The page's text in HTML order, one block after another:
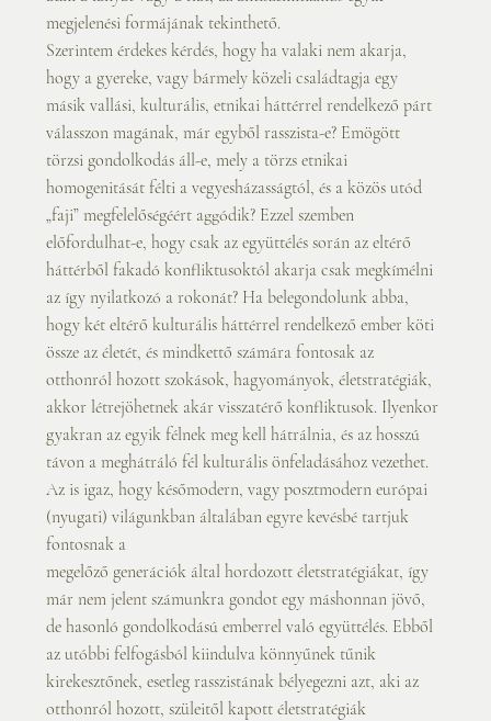
megjelenési formájának tekinthető.
Szerintem érdekes kérdés, hogy ha valaki nem akarja,
hogy a gyereke, vagy bármely közeli családtagja egy
másik vallási, kulturális, etnikai háttérrel rendelkező párt
válasszon magának, már egyből rasszista-e? Emögött
törzsi gondolkodás áll-e, mely a törzs etnikai
homogenitását félti a vegyesházasságtól, és a közös utód
„faji” megfelelőségéért aggódik? Ezzel szemben
előfordulhat-e, hogy csak az együttélés során az eltérő
háttérből fakadó konfliktusoktól akarja csak megkímélni
az így nyilatkozó a rokonát? Ha belegondolunk abba,
hogy két eltérő kulturális háttérrel rendelkező ember köti
össze az életét, és mindkettő számára fontosak az
otthonról hozott szokások, hagyományok, életstratégiák,
akkor létrejöhetnek akár visszatérő konfliktusok. Ilyenkor
gyakran az egyik félnek meg kell hátrálnia, és az hosszú
távon a meghátráló fél kulturális önfeladásához vezethet.
Az is igaz, hogy későmodern, vagy posztmodern európai
(nyugati) világunkban általában egyre kevésbé tartjuk
fontosnak a
megelőző generációk által hordozott életstratégiákat, így
már nem jelent számunkra gondot egy máshonnan jövő,
de hasonló gondolkodású emberrel való együttélés. Ebből
az utóbbi felfogásból kiindulva könnyűnek tűnik
kirekesztőnek, esetleg rasszistának bélyegezni azt, aki az
otthonról hozott, szüleitől kapott életstratégiák